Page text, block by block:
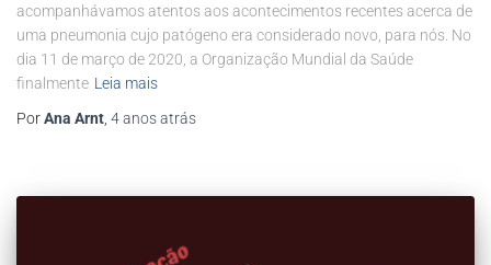
acompanhávamos atentos aos acontecimentos recentes acerca de
uma pneumonia cujo patógeno era considerado novo, para nós. No
dia 11 de março de 2020, a Organização Mundial da Saúde
finalmente Leia mais
PorAna Arnt 4 anosatrás